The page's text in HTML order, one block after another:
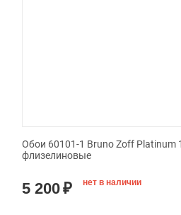
Обои 60101-1 Bruno Zoff Platinum
флизелиновые
5 200₽ нет в наличии